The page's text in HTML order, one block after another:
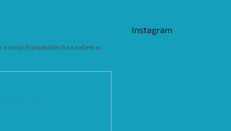
nových produktech na našem e-
Instagram